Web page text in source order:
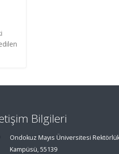
Bilgileri
Ondokuz Mayıs Üniversitesi
Kampüsü, 55139